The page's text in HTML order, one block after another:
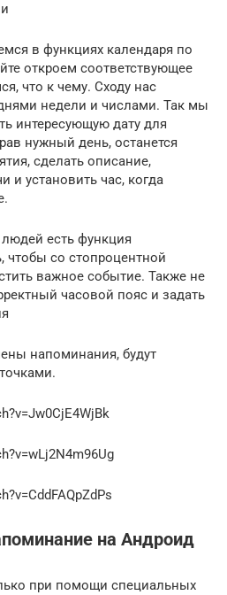
в функциях календаря по
откроем соответствующее
что к чему. Сходу нас
недели и числами. Так мы
интересующую дату для
нужный день, останется
сделать описание,
и установить час, когда
есть функция
чтобы со стопроцентной
важное событие. Также не
часовой пояс и задать
напоминания, будут
на Андроид
при помощи специальных